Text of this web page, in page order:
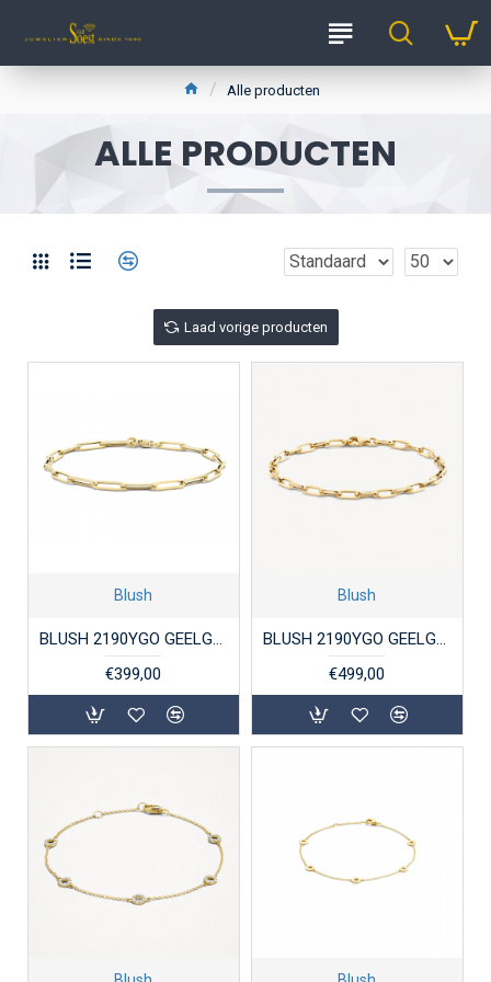
Alle producten
ALLE PRODUCTEN
Laad vorige producten
Blush
BLUSH 2190YGO GEELGOUDEN ARMBAND CLOSED FOREVER
€399,00
Blush
BLUSH 2190YGO GEELGOUDEN ARMBAND CLOSED FOREVER
€499,00